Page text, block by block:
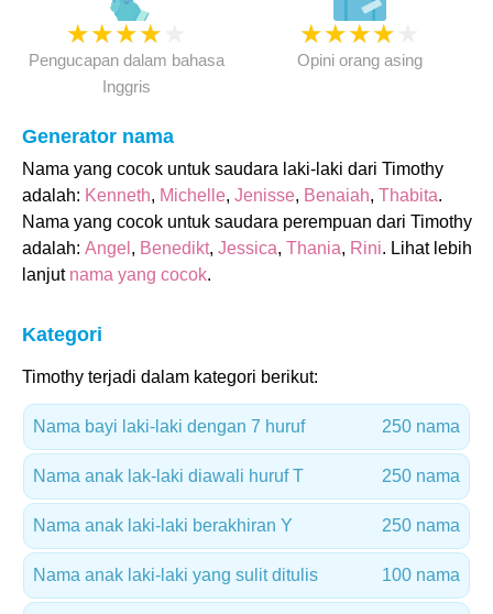
★★★★
Pengucapan dalam bahasa
Inggris
★★★★
Opini orang asing
Generator nama
Nama yang cocok untuk saudara laki-laki dari Timothy
adalah: Kenneth, Michelle, Jenisse, Benaiah, Thabita.
Nama yang cocok untuk saudara perempuan dari Timothy
adalah: Angel , Benedikt, Jessica, Thania, Rini. Lihat lebih
lanjut nama yang cocok.
Kategori
Timothy terjadi dalam kategori berikut:
Nama bayi laki-laki dengan 7 huruf 250 nama
Nama anak lak-laki diawali huruf T 250 nama
Nama anak laki-laki berakhiran Y 250 nama
Nama anak laki-laki yang sulit ditulis 100 nama